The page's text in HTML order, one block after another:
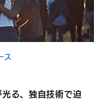
ス
る、独自技術で迫